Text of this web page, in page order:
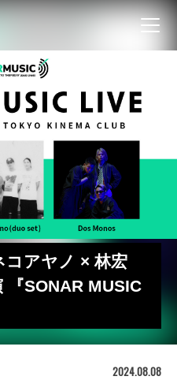
コアヤノ × 林宏
SONAR MUSIC
2024.08.08